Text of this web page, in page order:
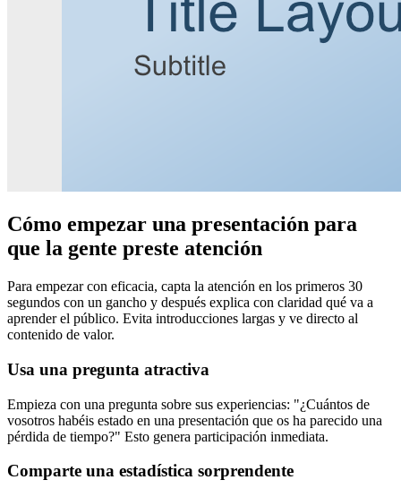
Cómo empezar una presentación para
que la gente preste atención
Para empezar con eficacia, capta la atención en los primeros 30
segundos con un gancho y después explica con claridad qué va a
aprender el público. Evita introducciones largas y ve directo al
contenido de valor.
Usa una pregunta atractiva
Empieza con una pregunta sobre sus experiencias: "¿Cuántos de
vosotros habéis estado en una presentación que os ha parecido una
pérdida de tiempo?" Esto genera participación inmediata.
Comparte una estadística sorprendente